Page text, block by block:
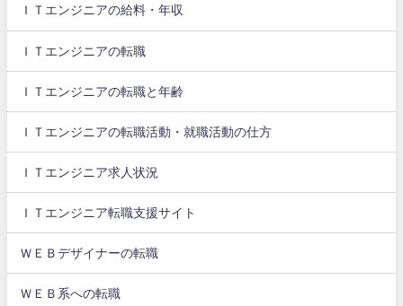
ＩＴエンジニアの給料・年収
ＩＴエンジニアの転職
ＩＴエンジニアの転職と年齢
ＩＴエンジニアの転職活動・就職活動の仕方
ＩＴエンジニア求人状況
ＩＴエンジニア転職支援サイト
ＷＥＢデザイナーの転職
ＷＥＢ系への転職